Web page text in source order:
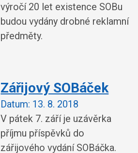
výročí 20 let existence SOBu
budou vydány drobné reklamní
předměty.
Zářijový SOBáček
Datum: 13. 8. 2018
V pátek 7. září je uzávěrka
příjmu příspěvků do
zářijového vydání SOBáčka.